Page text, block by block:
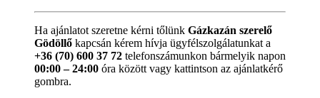
Ha ajánlatot szeretne kérni tőlünk Gázkazán szerelő
Gödöllő kapcsán kérem hívja ügyfélszolgálatunkat a
+36 (70) 600 37 72 telefonszámunkon bármelyik napon
00:00 – 24:00 óra között vagy kattintson az ajánlatkérő
gombra.